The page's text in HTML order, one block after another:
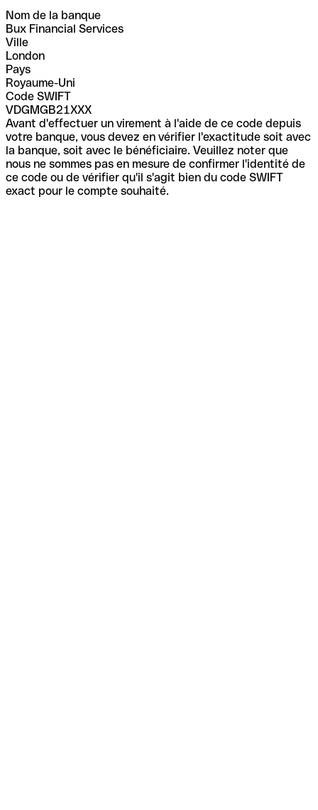
Nom de la banque
Bux Financial Services
Ville
London
Pays
Royaume-Uni
Code SWIFT
VDGMGB21XXX
Avant d'effectuer un virement à l'aide de ce code depuis
votre banque, vous devez en vérifier l'exactitude soit avec
la banque, soit avec le bénéficiaire. Veuillez noter que
nous ne sommes pas en mesure de confirmer l'identité de
ce code ou de vérifier qu'il s'agit bien du code SWIFT
exact pour le compte souhaité.